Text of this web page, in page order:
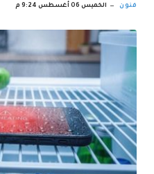
فنون الخميس 06 أغسطس 9:24 م